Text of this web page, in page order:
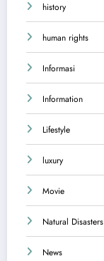
history
human rights
Informasi
Information
Lifestyle
luxury
Movie
Natural Disasters
News